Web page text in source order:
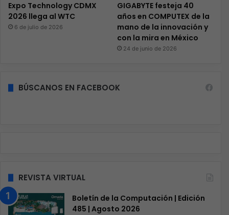
Expo Technology CDMX
2026 llega al WTC
6 de julio de 2026
GIGABYTE festeja 40
años en COMPUTEX de la
mano de la innovación y
con la mira en México
24 de junio de 2026
BÚSCANOS EN FACEBOOK
REVISTA VIRTUAL
Boletín de la Computación | Edición
485 | Agosto 2026